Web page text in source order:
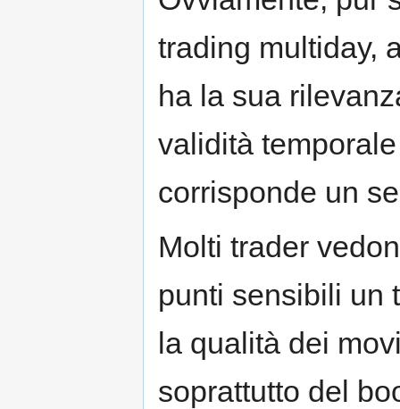
trading multiday,
ha la sua
validità
corrisponde un
Molti trader
punti sensibili un
la qualità dei
soprattutto del